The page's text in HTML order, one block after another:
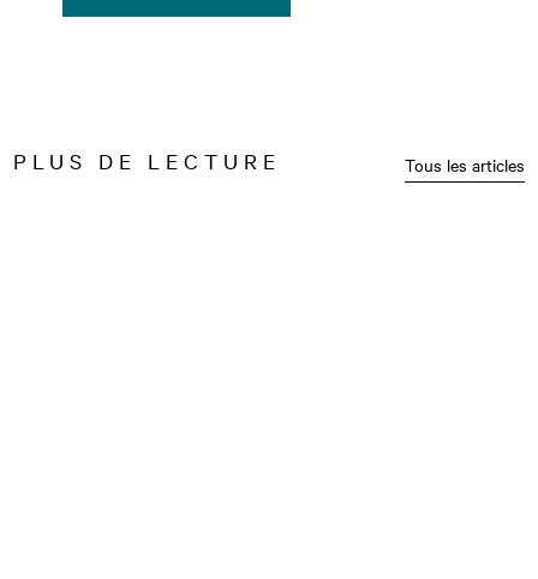
PLUS DE LECTURE Tous les articles